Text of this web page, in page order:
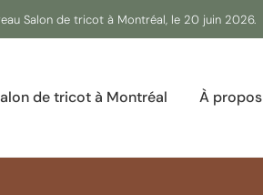
Salon de tricot à Montréal, le 20 juin 2026.
de tricot à Montréal À propos